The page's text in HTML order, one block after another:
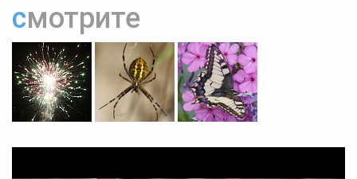
смотрите